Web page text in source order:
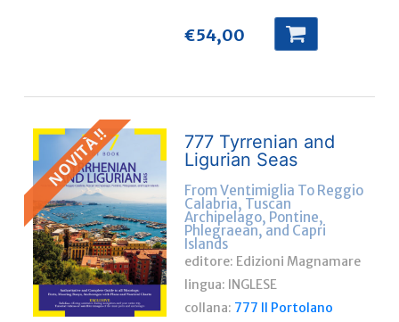
€54,00
NOVITÀ !!
777 Tyrrenian and
Ligurian Seas
From Ventimiglia To Reggio
Calabria, Tuscan
Archipelago, Pontine,
Phlegraean, and Capri
Islands
editore: Edizioni Magnamare
lingua: INGLESE
collana: 777 Il Portolano